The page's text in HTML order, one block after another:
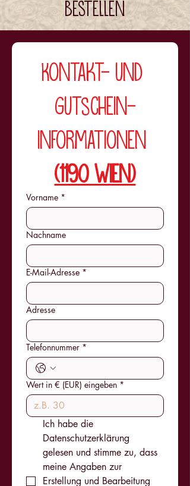
Bestellen
Kontakt- und
Gutschein-
(1190 Wien)
Vorname *
Nachname
E-Mail-Adresse *
Adresse
Telefonnummer *
Wert in € (EUR) eingeben *
Ich habe die
Datenschutzerklärung
gelesen und stimme zu, dass
meine Angaben zur
Erstellung und Bearbeitung